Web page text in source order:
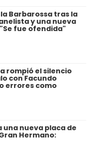
Barbarossa tras la
y una nueva
fue ofendida"
rompió el silencio
con Facundo
errores como
una nueva placa de
Hermano: